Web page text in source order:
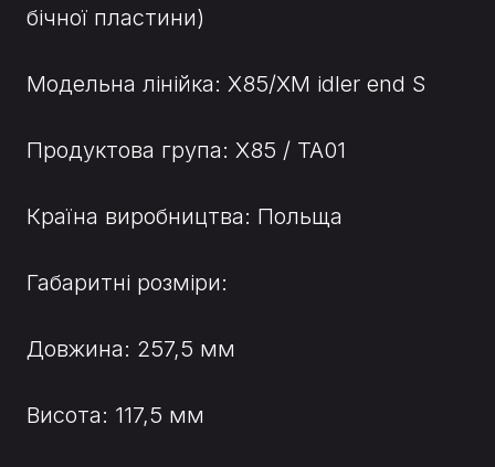
бічної пластини)
Модельна лінійка: X85/XM idler end S
Продуктова група: X85 / TA01
Країна виробництва: Польща
Габаритні розміри:
Довжина: 257,5 мм
Висота: 117,5 мм